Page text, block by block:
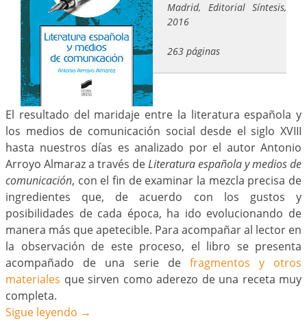
Madrid, Editorial Síntesis,
2016
263 páginas
El resultado del maridaje entre la literatura española y
los medios de comunicación social desde el siglo XVIII
hasta nuestros días es analizado por el autor Antonio
Arroyo Almaraz a través deLiteratura española y medios de
comunicación, con el fin de examinar la mezcla precisa de
ingredientes que, de acuerdo con los gustos y
posibilidades de cada época, ha ido evolucionando de
manera más que apetecible. Para acompañar al lector en
la observación de este proceso, el libro se presenta
acompañado de una serie de fragmentos y otros
materiales que sirven como aderezo de una receta muy
completa.
Sigue leyendo →